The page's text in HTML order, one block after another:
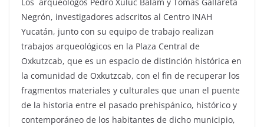
Los arqueólogos Pedro Xuluc Balam y Tomás Gallareta
Negrón, investigadores adscritos al Centro INAH
Yucatán, junto con su equipo de trabajo realizan
trabajos arqueológicos en la Plaza Central de
Oxkutzcab, que es un espacio de distinción histórica en
la comunidad de Oxkutzcab, con el fin de recuperar los
fragmentos materiales y culturales que unan el puente
de la historia entre el pasado prehispánico, histórico y
contemporáneo de los habitantes de dicho municipio,